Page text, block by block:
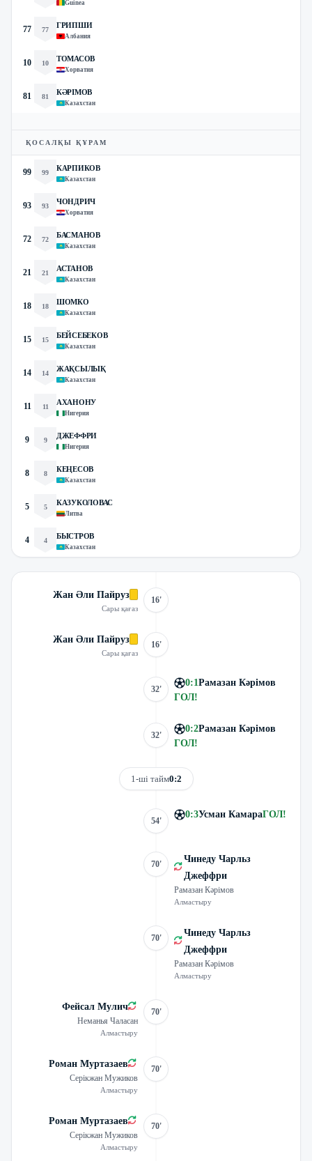
Guinea
77 77
ГРИПШИ
Албания
10 10
ТОМАСОВ
Хорватия
81 81
КӘРІМОВ
Казахстан
ҚОСАЛҚЫ ҚҰРАМ
99 99
КАРПИКОВ
Казахстан
93 93
ЧОНДРИЧ
Хорватия
72 72
БАСМАНОВ
Казахстан
21 21
АСТАНОВ
Казахстан
18 18
ШОМКО
Казахстан
15 15
БЕЙСЕБЕКОВ
Казахстан
14 14
ЖАҚСЫЛЫҚ
Казахстан
11 11
АХАНОНУ
Нигерия
9 9
ДЖЕФФРИ
Нигерия
8 8
КЕҢЕСОВ
Казахстан
5 5
КАЗУКОЛОВАС
Литва
4 4
БЫСТРОВ
Казахстан
Жан Әли Пайруз
Сары қағаз
16'
Жан Әли Пайруз
Сары қағаз
16'
32'
0:1Рамазан Кәрімов
ГОЛ!
32'
0:2Рамазан Кәрімов
ГОЛ!
1-ші тайм0:2
54'
0:3Усман КамараГОЛ!
70'
Чинеду Чарльз
Джеффри
Рамазан Кәрімов
Алмастыру
70'
Чинеду Чарльз
Джеффри
Рамазан Кәрімов
Алмастыру
Фейсал Мулич
Неманья Чаласан
Алмастыру
70'
Роман Муртазаев
Серікжан Мужиков
Алмастыру
70'
Роман Муртазаев
Серікжан Мужиков
Алмастыру
70'